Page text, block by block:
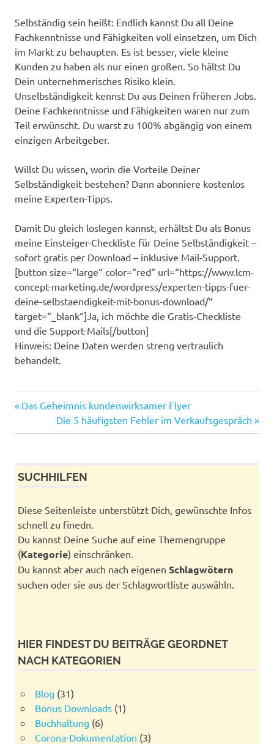
Selbständig sein heißt: Endlich kannst Du all Deine
Fachkenntnisse und Fähigkeiten voll einsetzen, um Dich
im Markt zu behaupten. Es ist besser, viele kleine
Kunden zu haben als nur einen großen. So hältst Du
Dein unternehmerisches Risiko klein.
Unselbständigkeit kennst Du aus Deinen früheren Jobs.
Deine Fachkenntnisse und Fähigkeiten waren nur zum
Teil erwünscht. Du warst zu 100% abgängig von einem
einzigen Arbeitgeber.
Willst Du wissen, worin die Vorteile Deiner
Selbständigkeit bestehen? Dann abonniere kostenlos
meine Experten-Tipps.
Damit Du gleich loslegen kannst, erhältst Du als Bonus
meine Einsteiger-Checkliste für Deine Selbständigkeit –
sofort gratis per Download – inklusive Mail-Support.
[button size=“large“ color=“red“ url=“https://www.lcm-
concept-marketing.de/wordpress/experten-tipps-fuer-
deine-selbstaendigkeit-mit-bonus-download/“
target=“_blank“]Ja, ich möchte die Gratis-Checkliste
und die Support-Mails[/button]
Hinweis: Deine Daten werden streng vertraulich
behandelt.
Beitragsnavigation
Vorheriger
Das Geheimnis kundenwirksamer Flyer
Nächster
Beitrag:
Die 5 häufigsten Fehler im Verkaufsgespräch
SUCHHILFEN
Diese Seitenleiste unterstützt Dich, gewünschte Infos
schnell zu finedn.
Du kannst Deine Suche auf eine Themengruppe
(Kategorie) einschränken.
Du kannst aber auch nach eigenen Schlagwötern
suchen oder sie aus der Schlagwortliste auswähln.
HIER FINDEST DU BEITRÄGE GEORDNET
NACH KATEGORIEN
Blog (31)
Bonus Downloads(1)
Buchhaltung (6)
Corona-Dokumentation (3)